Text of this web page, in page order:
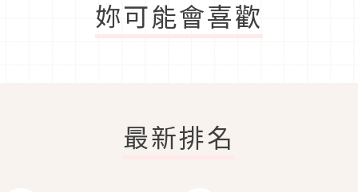
妳可能會喜歡
最新排名